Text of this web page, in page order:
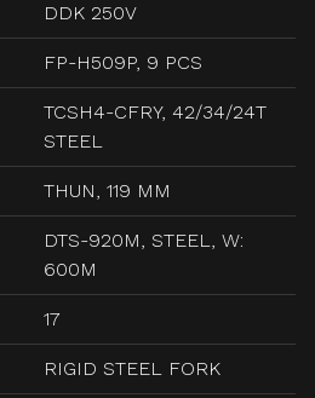
DDK 250V
FP-H509P, 9 PCS
TCSH4-CFRY, 42/34/24T
STEEL
THUN, 119 MM
DTS-920M, STEEL, W:
600M
17
RIGID STEEL FORK